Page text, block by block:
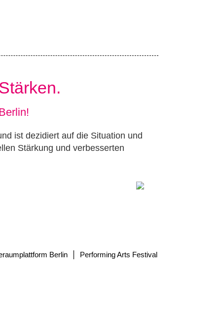
ist dezidiert auf die Situation und
Stärkung und verbesserten
Berlin
Performing Arts Festival